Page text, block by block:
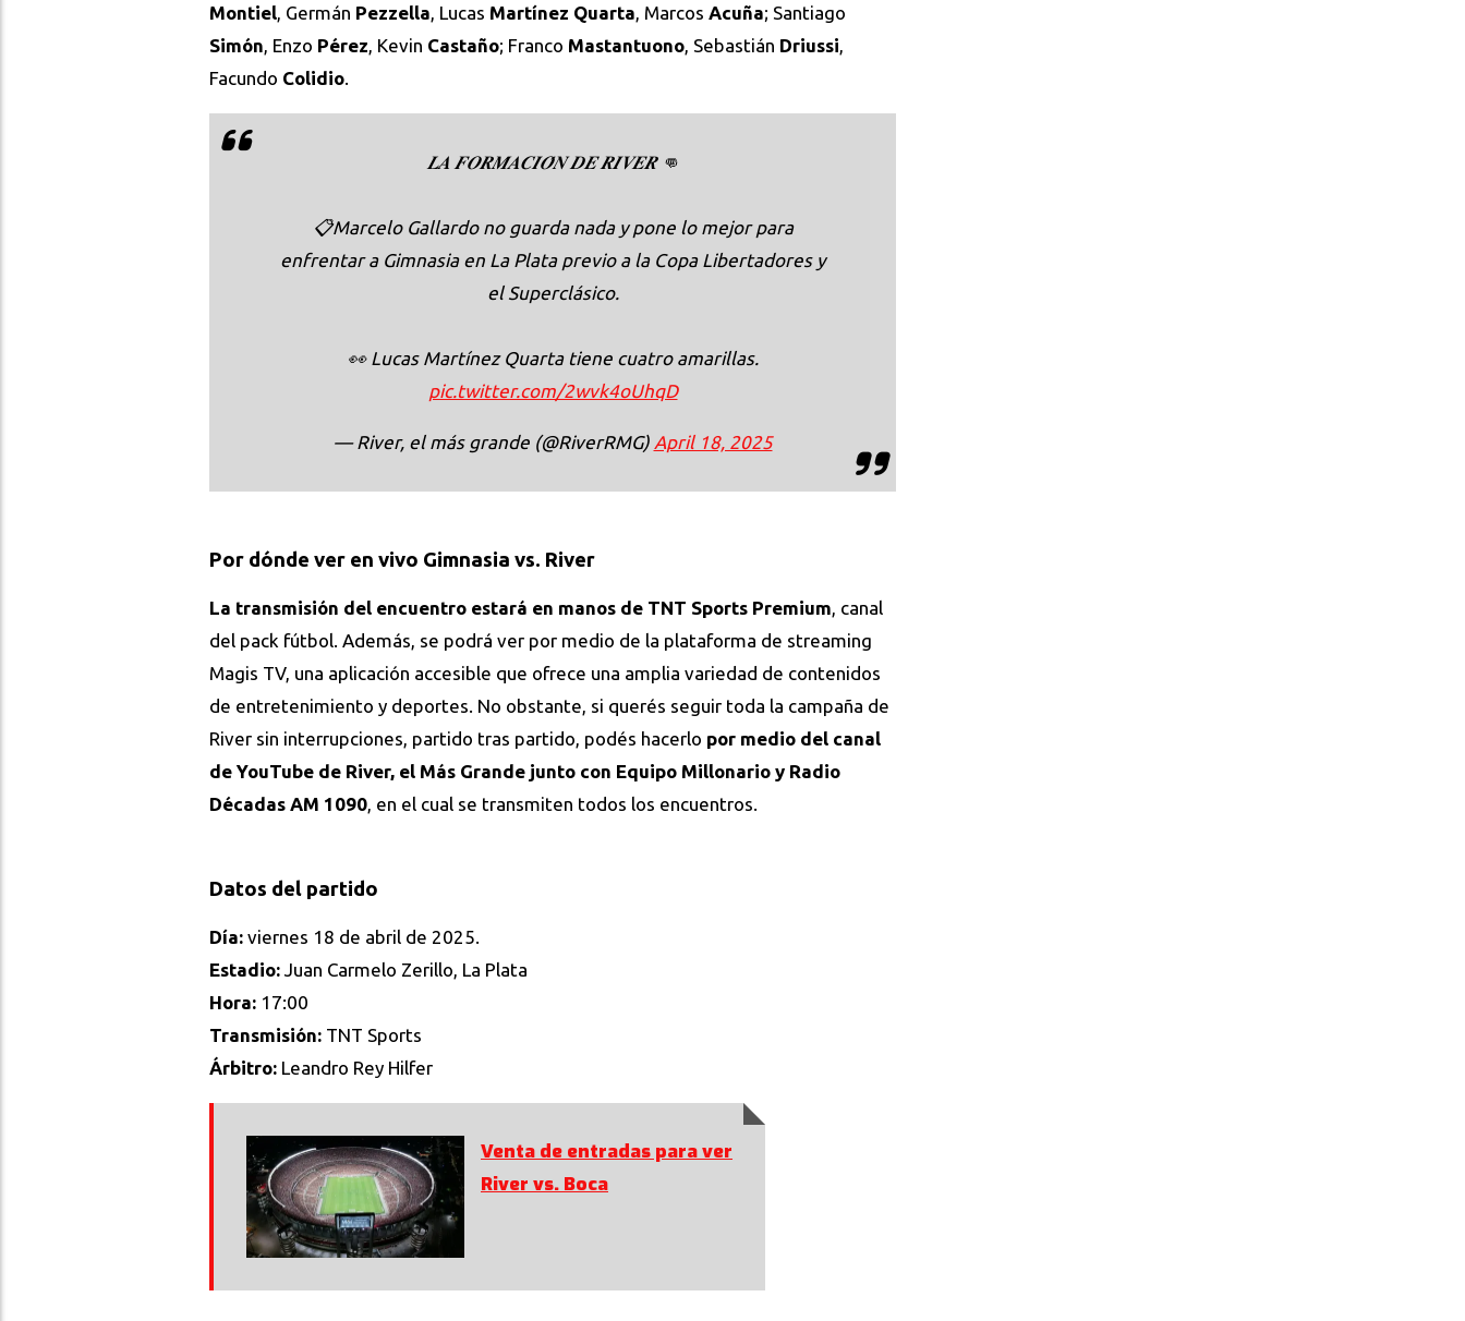
Montiel , Germán Pezzella , Lucas Martínez Quarta , Marcos Acuña; Santiago
Simón , Enzo Pérez , Kevin Castaño; Franco Mastantuono , Sebastián Driussi
Facundo Colidio
𝑳𝑨 𝑭𝑶𝑹𝑴𝑨𝑪𝑰𝑶́𝑵 𝑫𝑬 𝑹𝑰𝑽𝑬𝑹 👊
📋Marcelo Gallardo no guarda nada y pone lo mejor para
enfrentar a Gimnasia en La Plata previo a la Copa Libertadores y
el Superclásico.
👀 Lucas Martínez Quarta tiene cuatro amarillas.
pic.twitter.com/2wvk4oUhqD
— River, el más grande (@RiverRMG) April 18, 2025
Por dónde ver en vivo Gimnasia vs. River
La transmisión del encuentro estará en manos de TNT Sports Premium , canal
del pack fútbol. Además, se podrá ver por medio de la plataforma de streaming
Magis TV, una aplicación accesible que ofrece una amplia variedad de contenidos
de entretenimiento y deportes. No obstante, si querés seguir toda la campaña de
River sin interrupciones, partido tras partido, podés hacerlo por medio del canal
de YouTube de River, el Más Grande junto con Equipo Millonario y Radio
Décadas AM 1090 , en el cual se transmiten todos los encuentros.
Datos del partido
Día: viernes 18 de abril de 2025.
Estadio: Juan Carmelo Zerillo, La Plata
Hora: 17:00
Transmisión: TNT Sports
Árbitro: Leandro Rey Hilfer
Venta de entradas para ver
River vs. Boca